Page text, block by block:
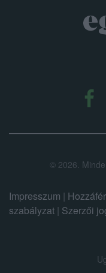
© 2026.
Impresszum |
szabályzat | Szerzői